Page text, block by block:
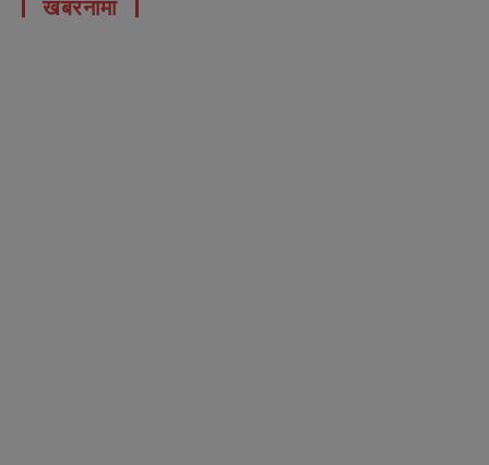
खबरनामा